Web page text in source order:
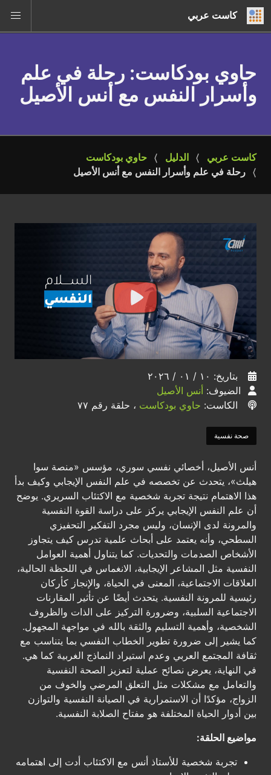
كاست عربي
حاوي بودكاست: رحلة في علم
وأسرار النفس مع أنس الأصيل
كاست عربي الدليل
حاوي بودكاست
رحلة في علم وأسرار النفس مع أنس الأصيل
بتاريخ: ١٠ / ٠١ / ٢٠٢٦
الضيوف: أنس الأصيل
الكاست: حاوي بودكاست ، حلقة رقم ٧٧
صحة نفسية
أنس الأصيل، أخصائي نفسي سوري، مؤسس «منصة سوا
هيلث»، يتحدث عن تخصصه في علم النفس الإيجابي وكيف بدأ
هذا الاهتمام نتيجة تجربة شخصية مع الاكتئاب السريري. يوضح
أن علم النفس الإيجابي يركز على دراسة القوة النفسية
والمرونة لدى الإنسان، وليس مجرد التفكير التحفيزي
السطحي، وأنه يعتمد على أبحاث علمية تدرس كيف يتجاوز
الأشخاص الصدمات والتحديات. كما يتناول أهمية العوامل
النفسية مثل المشاعر الإيجابية، الانغماس في اللحظة الحالية،
العلاقات الاجتماعية، المعنى في الحياة، والإنجاز كأركان
رئيسية للمرونة النفسية. يتحدث أيضًا عن تأثير المقارنات
الاجتماعية السلبية، وضرورة التركيز على الذات والظروف
الشخصية، وأهمية التسليم والثقة بالله في مواجهة المجهول.
كما يشير إلى ضرورة تطوير الخطاب النفسي بما يتناسب مع
ثقافة المجتمع العربي وعدم استيراد النماذج الغربية كما هي.
في النهاية، يعرض نصائح عملية لتعزيز الصحة النفسية
والتعامل مع مشكلات مثل التعلق المرضي والخوف من
الزواج، مؤكدًا أن الاستمرارية في الصيانة النفسية والتوازن
بين أدوار الحياة المختلفة هو مفتاح الصلابة النفسية.
مواضيع الحلقة:
تجربة شخصية للأستاذ أنس مع الاكتئاب أدت إلى اهتمامه